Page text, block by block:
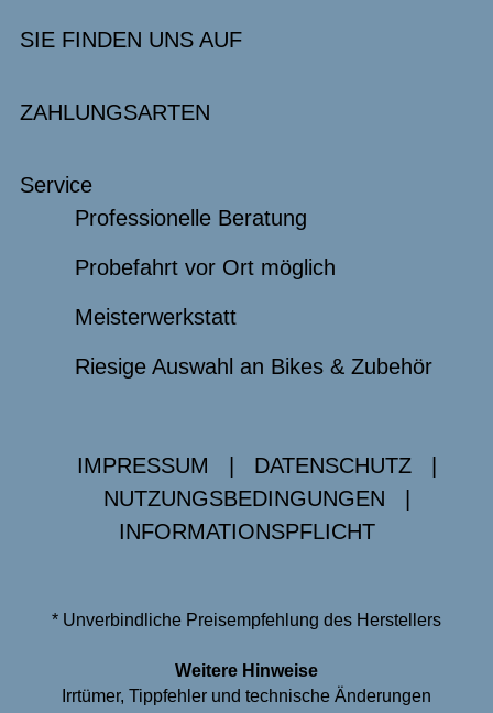
SIE FINDEN UNS AUF
ZAHLUNGSARTEN
Service
Professionelle Beratung
Probefahrt vor Ort möglich
Meisterwerkstatt
Riesige Auswahl an Bikes & Zubehör
IMPRESSUM DATENSCHUTZ
NUTZUNGSBEDINGUNGEN
INFORMATIONSPFLICHT
* Unverbindliche Preisempfehlung des Herstellers
Weitere Hinweise
Irrtümer, Tippfehler und technische Änderungen